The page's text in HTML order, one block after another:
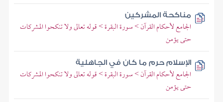
مناكحة المشركين
الجامع لأحكام القرآن > سورة البقرة > قوله تعالى ولا تنكحوا المشركات
حتى يؤمن
الإسلام حرم ما كان في الجاهلية
الجامع لأحكام القرآن > سورة البقرة > قوله تعالى ولا تنكحوا المشركات
حتى يؤمن